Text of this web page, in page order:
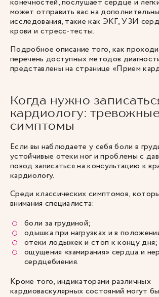
может отправить вас на
исследования, такие как ЭКГ, УЗИ
крови и стресс-тесты.
Подробное описание того, как
перечень доступных методов
представлены на странице «Прием
Когда нужно
кардиологу:
симптомы
Если вы наблюдаете у себя боли в
устойчивые отеки ног и проблемы с
повод записаться на консультацию к
кардиологу.
Среди классических симптомов,
внимания специалиста:
боли за грудиной;
одышка при нагрузках и в
отеки лодыжек и стоп к концу дня;
ощущения «замирания» сердца и
сердцебиения.
Кроме того, индикаторами различных
кардиоваскулярных состояний могут